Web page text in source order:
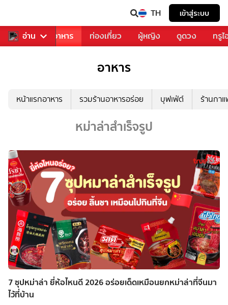
TH เข้าสู่ระบบ
อ่าน
การเพลง อาหาร ท่องเที่ยว ผู้หญิง ดูดวง ทรู
อาหาร
หน้าแรกอาหาร รวมร้านอาหารอร่อย บุฟเฟ่ต์ ร้านกา
หม่าล่าสำเร็จรูป
7 ซุปหม่าล่า ยี่ห้อไหนดี 2026 อร่อยเด็ดเหมือนยกหม่าล่าที่จีนมา
ไว้ที่บ้าน